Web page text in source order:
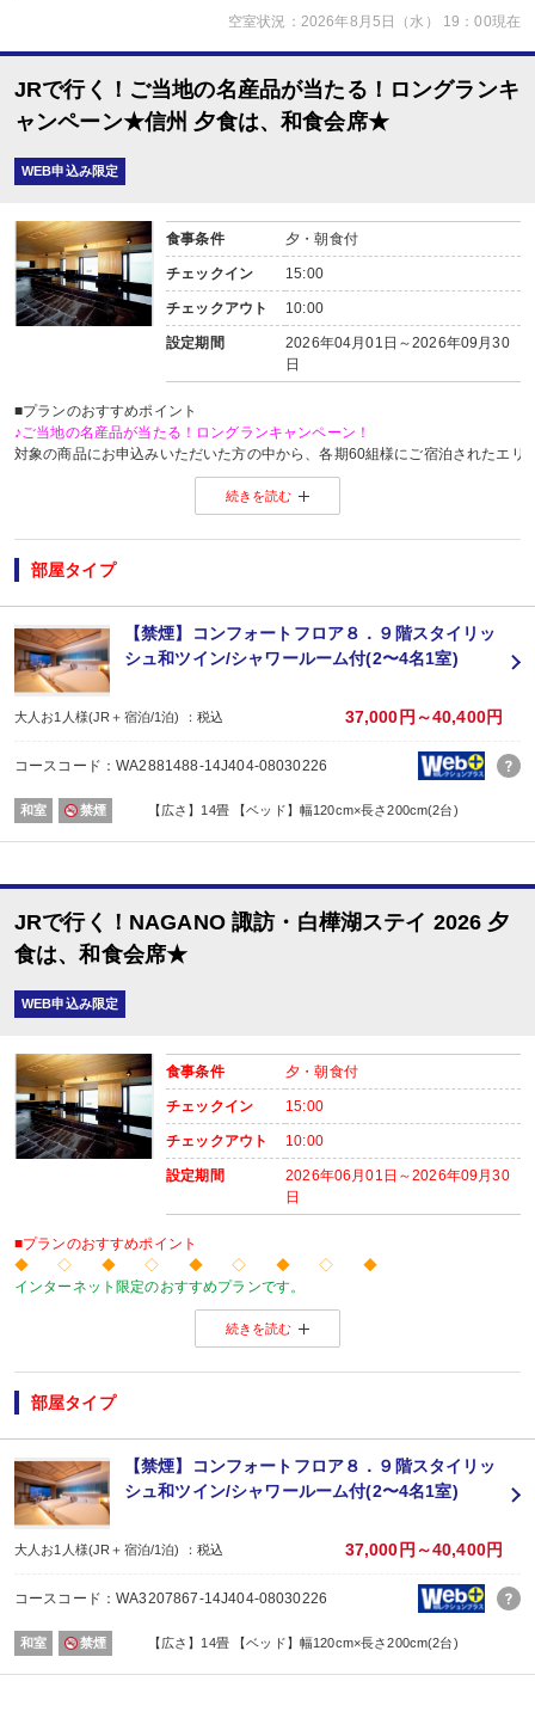
空室状況：2026年8月5日（水） 19：00現在
JRで行く！ご当地の名産品が当たる！ロングランキ
ャンペーン★信州 夕食は、和食会席★
WEB申込み限定
食事条件 夕・朝食付
チェックイン 15:00
チェックアウト 10:00
設定期間
2026年04月01日～2026年09月30
日
■プランのおすすめポイント
♪ご当地の名産品が当たる！ロングランキャンペーン！
対象の商品にお申込みいただいた方の中から、各期60組様にご宿泊されたエリ
※当選した方には各期終了後の翌月中旬頃にメールにてご連絡いたします。
当選した場合は、ご当地名産品発送のため、お客様の氏名・住所・電話番号
ご当地名産品発送以外の目的では使用いたしません。
※「＠nta.co.jp」よりメールをお送りいたしますので、ドメイン受信設定を
※
ご当地名産品キャンペーンサイト 詳しくはこちら
【お楽しみメニュー】
・売店でご利用いただける売店券１，０００円分付（１室につき滞在中１枚）
■夕食
場所:
レストラン
■朝食
場所:
レストラン
内容:
続きを読む
部屋タイプ
【禁煙】コンフォートフロア８．９階スタイリッ
シュ和ツイン/シャワールーム付(2〜4名1室)
大人お1人様(JR＋宿泊/1泊) ：税込 37,000円～40,400円
コースコード：WA2881488-14J404-08030226
和室 禁煙 【広さ】14畳 【ベッド】幅120cm×長さ200cm(2台)
JRで行く！NAGANO 諏訪・白樺湖ステイ 2026 夕
食は、和食会席★
WEB申込み限定
食事条件 夕・朝食付
チェックイン 15:00
チェックアウト 10:00
設定期間
2026年06月01日～2026年09月30
日
■プランのおすすめポイント
◆ ◇ ◆ ◇ ◆ ◇ ◆ ◇ ◆
インターネット限定のおすすめプランです。
温泉旅館から市内のホテルまで人気のお宿をご用意！
※店頭・電話・メールでのお問合せや申込みは出来ません。
◆ ◇ ◆ ◇ ◆ ◇ ◆ ◇ ◆
【お楽しみメニュー】
・売店でご利用いただける売店券１，０００円分付（１室につき滞在中１枚）
■夕食
場所:
レストラン
内容:
夕食開始時間を１）18:00～２）18:30～３）19:00～よりお選びいただけます。
レストラン
内容:
時間：07：00～09：00
続きを読む
部屋タイプ
【禁煙】コンフォートフロア８．９階スタイリッ
シュ和ツイン/シャワールーム付(2〜4名1室)
大人お1人様(JR＋宿泊/1泊) ：税込 37,000円～40,400円
コースコード：WA3207867-14J404-08030226
和室 禁煙 【広さ】14畳 【ベッド】幅120cm×長さ200cm(2台)